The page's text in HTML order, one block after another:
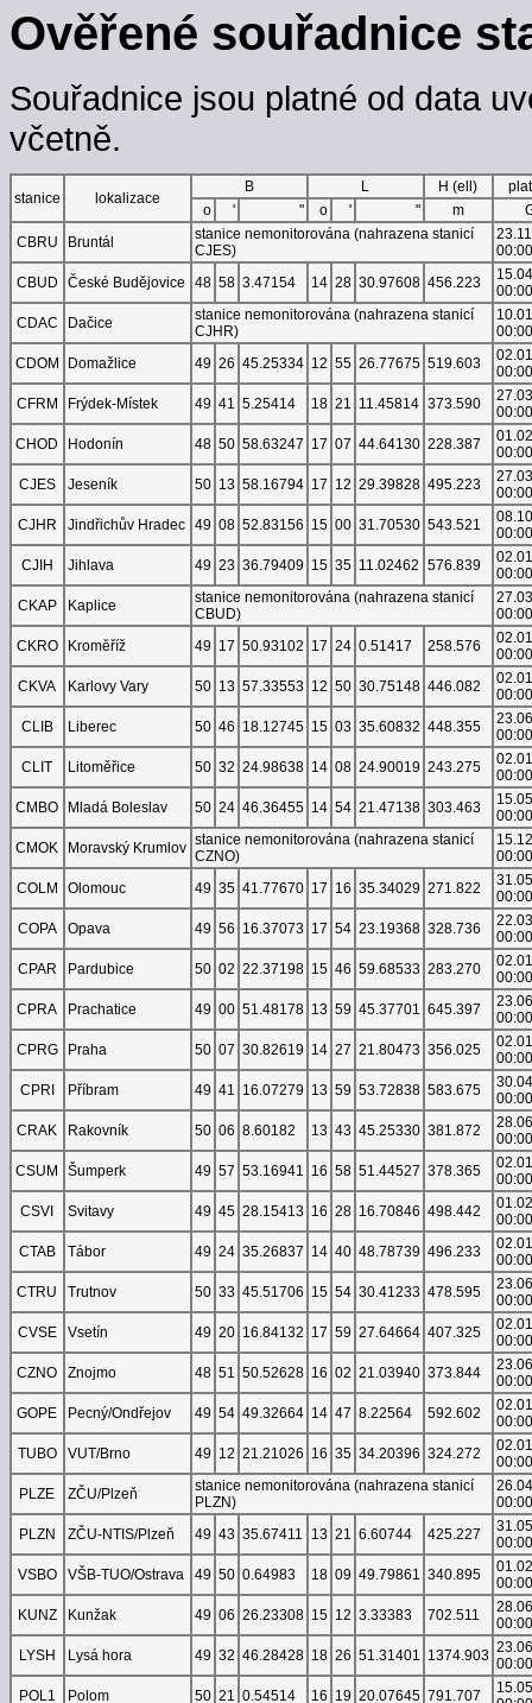
Ověřené souřadnice
Souřadnice jsou platné od data
včetně.
stanice lokalizace
B L H (ell)
o
' " o ' " m
CBRU
Bruntál
stanice nemonitorována (nahrazena stanicí
CJES)
00:00
CBUD
České Budějovice 48 58 3.47154 14 28 30.97608 456.223
00:00
CDAC
Dačice
stanice nemonitorována (nahrazena stanicí
CJHR)
00:00
CDOM
Domažlice 49 26 45.25334 12 55 26.77675 519.603
00:00
CFRM
Frýdek-Místek 49 41 5.25414 18 21 11.45814 373.590
00:00
CHOD
Hodonín 48 50 58.63247 17 07 44.64130 228.387
00:00
CJES
Jeseník 50 13 58.16794 17 12 29.39828 495.223
00:00
CJHR
Jindřichův Hradec 49 08 52.83156 15 00 31.70530 543.521
00:00
CJIH
Jihlava 49 23 36.79409 15 35 11.02462 576.839
00:00
CKAP
Kaplice
stanice nemonitorována (nahrazena stanicí
CBUD)
00:00
CKRO
Kroměříž 49 17 50.93102 17 24 0.51417 258.576
00:00
CKVA
Karlovy Vary 50 13 57.33553 12 50 30.75148 446.082
00:00
CLIB
Liberec 50 46 18.12745 15 03 35.60832 448.355
00:00
CLIT
Litoměřice 50 32 24.98638 14 08 24.90019 243.275
00:00
CMBO
Mladá Boleslav 50 24 46.36455 14 54 21.47138 303.463
00:00
CMOK
Moravský Krumlov stanice nemonitorována (nahrazena stanicí
CZNO)
00:00
COLM
Olomouc 49 35 41.77670 17 16 35.34029 271.822
00:00
COPA
Opava 49 56 16.37073 17 54 23.19368 328.736
00:00
CPAR
Pardubice 50 02 22.37198 15 46 59.68533 283.270
00:00
CPRA
Prachatice 49 00 51.48178 13 59 45.37701 645.397
00:00
CPRG
Praha 50 07 30.82619 14 27 21.80473 356.025
00:00
CPRI
Příbram 49 41 16.07279 13 59 53.72838 583.675
00:00
CRAK
Rakovník 50 06 8.60182 13 43 45.25330 381.872
00:00
CSUM
Šumperk 49 57 53.16941 16 58 51.44527 378.365
00:00
CSVI
Svitavy 49 45 28.15413 16 28 16.70846 498.442
00:00
CTAB
Tábor 49 24 35.26837 14 40 48.78739 496.233
00:00
CTRU
Trutnov 50 33 45.51706 15 54 30.41233 478.595
00:00
CVSE
Vsetín 49 20 16.84132 17 59 27.64664 407.325
00:00
CZNO
Znojmo 48 51 50.52628 16 02 21.03940 373.844
00:00
GOPE
Pecný/Ondřejov 49 54 49.32664 14 47 8.22564 592.602
00:00
TUBO
VUT/Brno 49 12 21.21026 16 35 34.20396 324.272
00:00
PLZE
ZČU/Plzeň
stanice nemonitorována (nahrazena stanicí
PLZN)
00:00
PLZN
ZČU-NTIS/Plzeň 49 43 35.67411 13 21 6.60744 425.227
00:00
VSBO
VŠB-TUO/Ostrava 49 50 0.64983 18 09 49.79861 340.895
00:00
KUNZ
Kunžak 49 06 26.23308 15 12 3.33383 702.511
00:00
LYSH
Lysá hora 49 32 46.28428 18 26 51.31401 1374.903 00:00
POL1
Polom 50 21 0.54514 16 19 20.07645 791.707